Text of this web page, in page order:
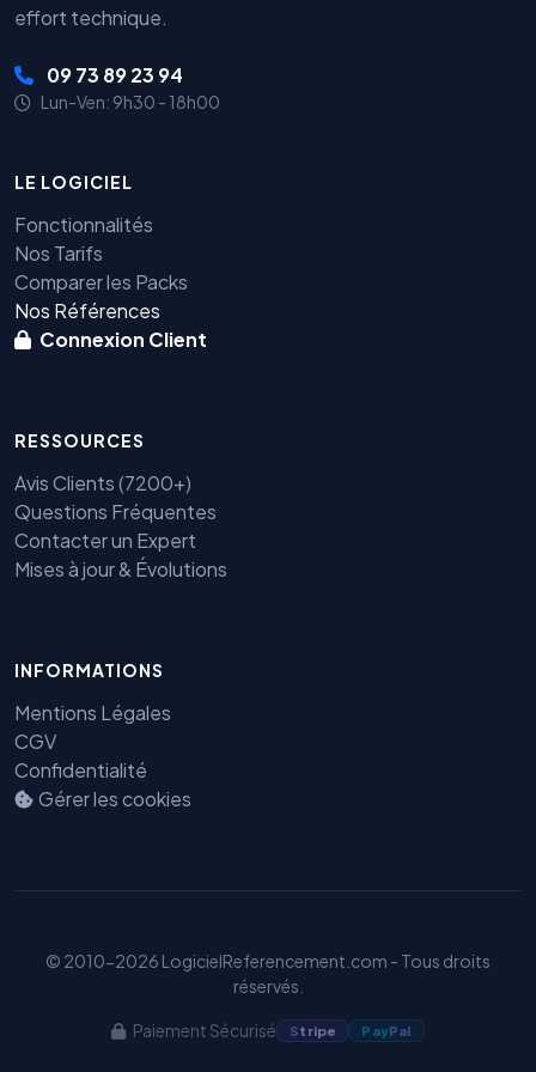
effort technique.
09 73 89 23 94
Lun-Ven: 9h30 - 18h00
LE LOGICIEL
Fonctionnalités
Nos Tarifs
Comparer les Packs
Nos Références
Connexion Client
RESSOURCES
Avis Clients (7200+)
Questions Fréquentes
Contacter un Expert
Mises à jour & Évolutions
INFORMATIONS
Mentions Légales
CGV
Confidentialité
Gérer les cookies
© 2010-2026 LogicielReferencement.com - Tous droits
réservés.
Paiement Sécurisé Stripe PayPal